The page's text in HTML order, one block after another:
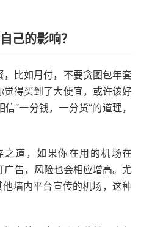
己的影响？
比如月付，不要贪图包年套
得买到了大便宜，或许该好
“一分钱，一分货”的道理，
道，如果你在用的机场在
告，风险也会相应增高。尤
墙内平台宣传的机场，这种